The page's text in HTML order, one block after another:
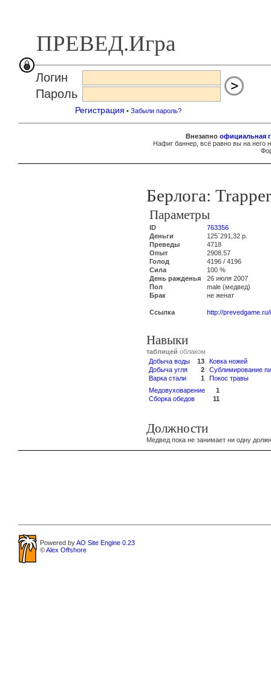
ПРЕВЕД.Игра
Логин
Пароль
Регистрация • Забыли пароль?
Внезапно официальная
Нафиг баннер, всё равно вы на
Берлога: Trapper
Параметры
ID
763356
Деньги
125`291,32 р.
Преведы
4718
Опыт
2908.57
Голод
4196 / 4196
Сила
100 %
День ражденья
26 июля 2007
Пол
male (медвед)
Брак
не женат
Ссылка http://
Навыки
таблицей облаком
Добыча воды
13
Добыча угля
2
Варка стали
1
Ковка ножей
Сублимирование
Покос травы
Медовуховарение
1
Сборка обедов
11
Должности
Медвед пока не занимает ни одну
Powered byAO Site Engine 0.23
©Alex Offshore